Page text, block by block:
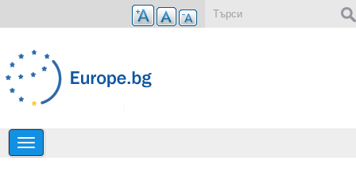
Премини към основното съдържание